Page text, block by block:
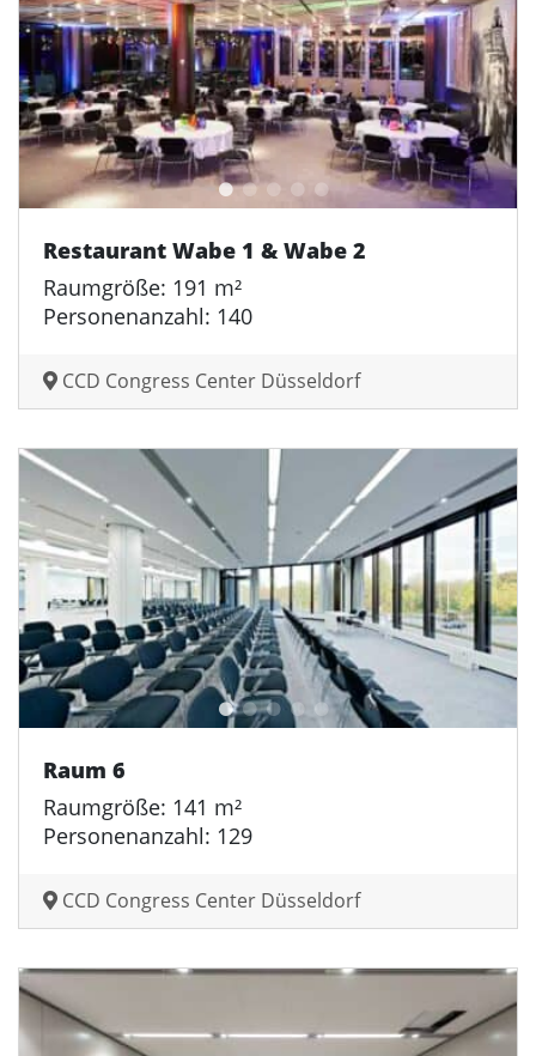
Restaurant Wabe 1 & Wabe 2
Raumgröße: 191 m²
Personenanzahl: 140
CCD Congress Center Düsseldorf
Raum 6
Raumgröße: 141 m²
Personenanzahl: 129
CCD Congress Center Düsseldorf